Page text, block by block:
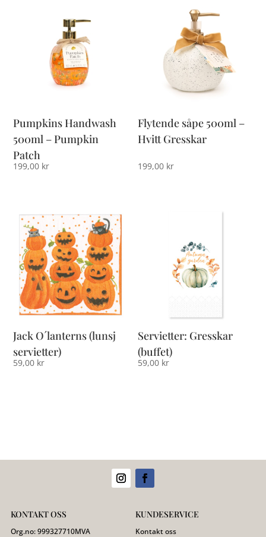
Pumpkins Handwash
500ml – Pumpkin
Patch
199,00 kr
Flytende såpe 500ml –
Hvitt Gresskar
199,00 kr
Jack O´lanterns (lunsj
servietter)
59,00 kr
Servietter: Gresskar
(buffet)
59,00 kr
KONTAKT OSS
Org.no:999327710MVA
KUNDESERVICE
Kontakt oss